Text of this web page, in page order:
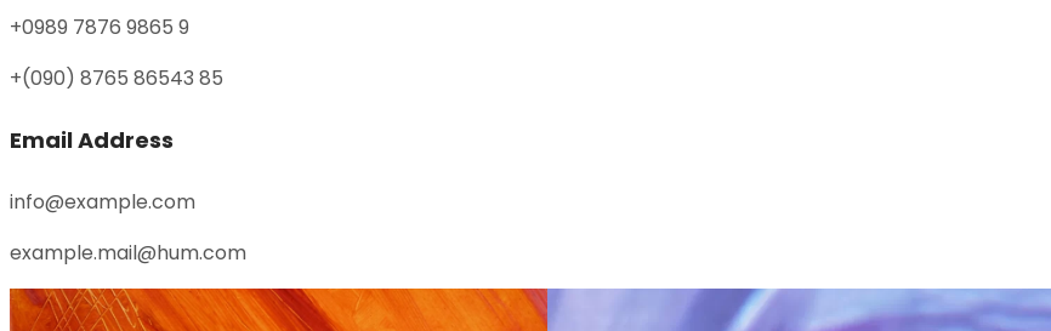
+0989 7876 9865 9
+(090) 8765 86543 85
Email Address
info@example.com
example.mail@hum.com